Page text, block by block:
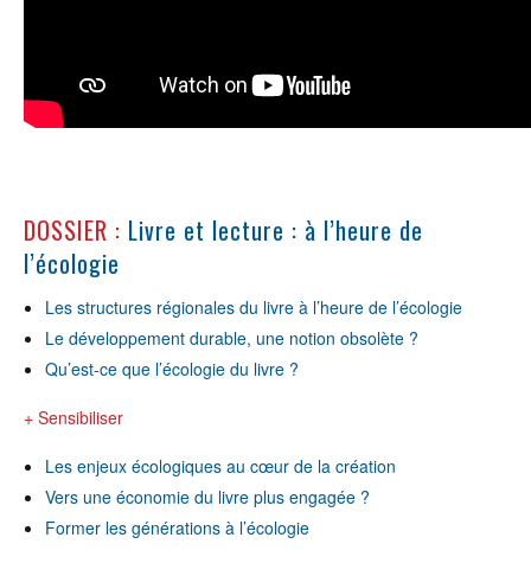
DOSSIER : Livre et lecture : à l’heure de
l’écologie
Les structures régionales du livre à l’heure de l’écologie
Le développement durable, une notion obsolète ?
Qu’est-ce que l’écologie du livre ?
+ Sensibiliser
Les enjeux écologiques au cœur de la création
Vers une économie du livre plus engagée ?
Former les générations à l’écologie